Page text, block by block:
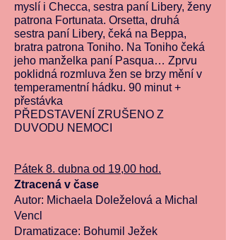
myslí i Checca, sestra paní Libery, ženy
patrona Fortunata. Orsetta, druhá
sestra paní Libery, čeká na Beppa,
bratra patrona Toniho. Na Toniho čeká
jeho manželka paní Pasqua… Zprvu
poklidná rozmluva žen se brzy mění v
temperamentní hádku. 90 minut +
přestávka
PŘEDSTAVENÍ ZRUŠENO Z
DUVODU NEMOCI
Pátek 8. dubna od 19,00 hod.
Ztracená v čase
Autor: Michaela Doleželová a Michal
Vencl
Dramatizace: Bohumil Ježek